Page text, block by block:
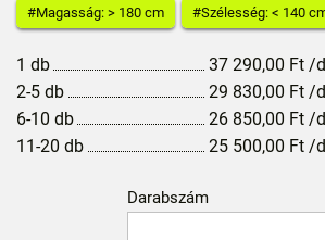
#Magasság: > 180 cm #Szélesség: < 140
1 db 37 290,00 Ft /
2-5 db
29 830,00 Ft /
6-10 db
26 850,00 Ft /
11-20 db
25 500,00 Ft /
Darabszám